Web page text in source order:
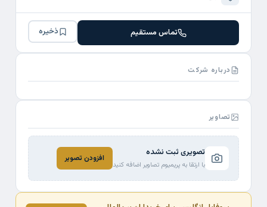
تماس مستقیم ذخیره
درباره شرکت
تصاویر
تصویری ثبت نشده
با ارتقا به پریمیوم تصاویر اضافه کنید
افزودن تصویر